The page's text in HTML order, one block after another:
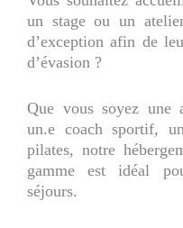
un stage ou un
d’exception afin de
d’évasion ?
Que vous soyez une
un.e coach sportif,
pilates, notre
gamme est idéal
séjours.